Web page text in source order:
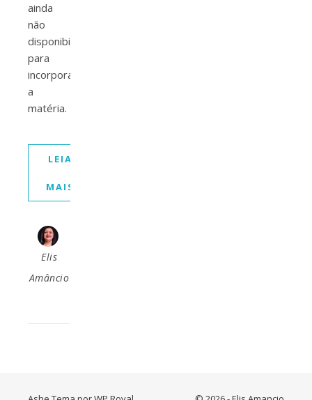
ainda
não
disponibilizou
para
incorporar
a
matéria.
LEIA
MAIS
Elis
Amâncio